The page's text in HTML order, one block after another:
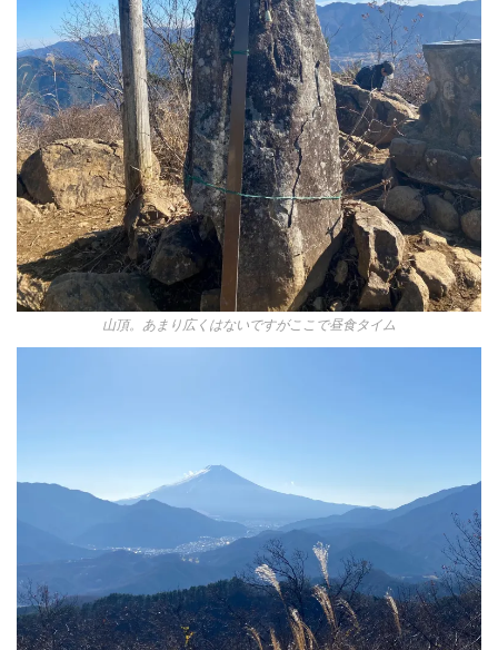
山頂。あまり広くはないですがここで昼食タイム